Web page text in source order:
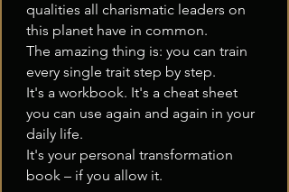
qualities all charismatic leaders on
this planet have in common.
The amazing thing is: you can train
every single trait step by step.
It's a workbook. It's a cheat sheet
you can use again and again in your
daily life.
It's your personal transformation
book – if you allow it.